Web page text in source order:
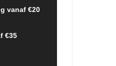
vanaf €20
€35